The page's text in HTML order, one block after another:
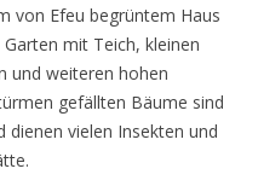
von Efeu begrüntem Haus
mit Teich, kleinen
und weiteren hohen
gefällten Bäume sind
dienen vielen Insekten und